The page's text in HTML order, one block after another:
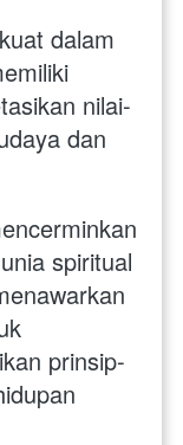
dalam
nilai-
dan
spiritual
prinsip-